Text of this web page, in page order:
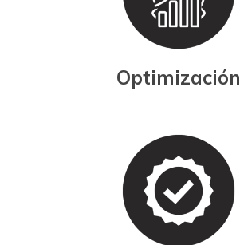
Optimización